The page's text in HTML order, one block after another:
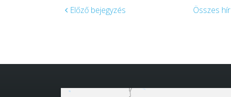
Összes hír
Előző bejegyzés